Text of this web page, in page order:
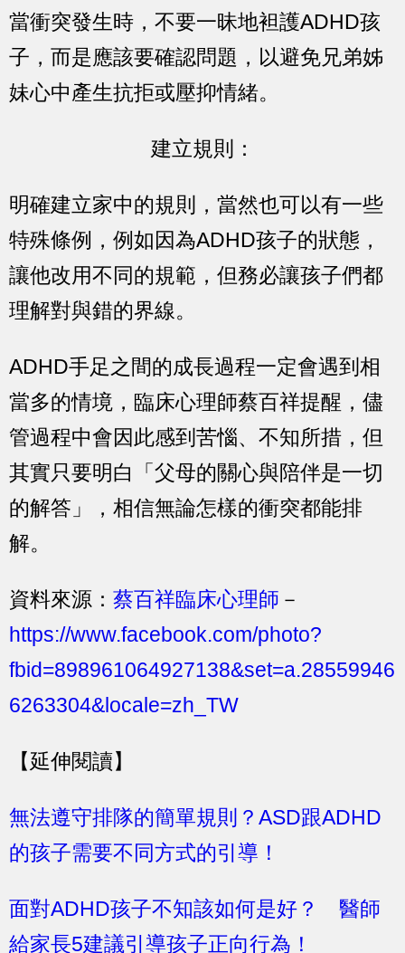
當衝突發生時，不要一昧地袒護ADHD孩
子，而是應該要確認問題，以避免兄弟姊
妹心中產生抗拒或壓抑情緒。
建立規則：
明確建立家中的規則，當然也可以有一些
特殊條例，例如因為ADHD孩子的狀態，
讓他改用不同的規範，但務必讓孩子們都
理解對與錯的界線。
ADHD手足之間的成長過程一定會遇到相
當多的情境，臨床心理師蔡百祥提醒，儘
管過程中會因此感到苦惱、不知所措，但
其實只要明白「父母的關心與陪伴是一切
的解答」，相信無論怎樣的衝突都能排
解。
資料來源： 蔡百祥臨床心理師 －
https://www.facebook.com/photo?
fbid=898961064927138&set=a.28559946
6263304&locale=zh_TW
【延伸閱讀】
無法遵守排隊的簡單規則？ASD跟ADHD
的孩子需要不同方式的引導！
面對ADHD孩子不知該如何是好？ 醫師
給家長5建議引導孩子正向行為！